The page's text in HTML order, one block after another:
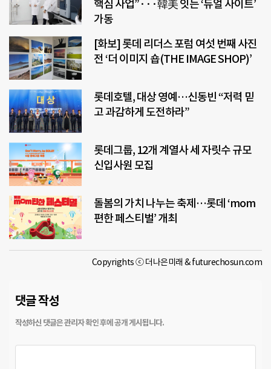
핵심 사업”···韓美 잇는 ‘듀얼 사이트’
가동
[화보] 롯데 리더스 포럼 여섯 번째 사진
전 ‘더 이미지 숍(THE IMAGE SHOP)’
롯데호텔, 대상 영예…신동빈 “저력 믿
고 과감하게 도전하라”
롯데그룹, 12개 계열사 세 자릿수 규모
신입사원 모집
돌봄의 가치 나누는 축제…롯데 ‘mom
편한 페스티벌’ 개최
Copyrights ⓒ 더나은미래 & futurechosun.com
댓글 작성